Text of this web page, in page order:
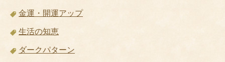
金運・開運アップ
生活の知恵
ダークパターン